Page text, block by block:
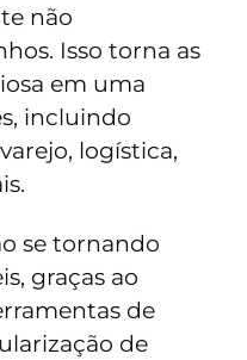
não
Isso torna as
em uma
incluindo
logística,
se tornando
graças ao
de
de